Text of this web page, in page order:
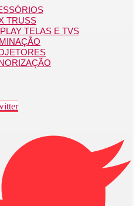
TRUSS
TELAS E TVS